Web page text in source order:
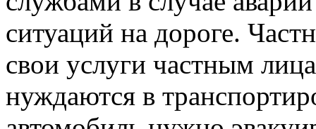
ситуаций на дороге.
свои услуги частным
нуждаются в